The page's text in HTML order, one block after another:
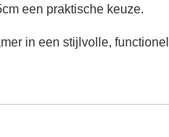
een praktische keuze.
in een stijlvolle,